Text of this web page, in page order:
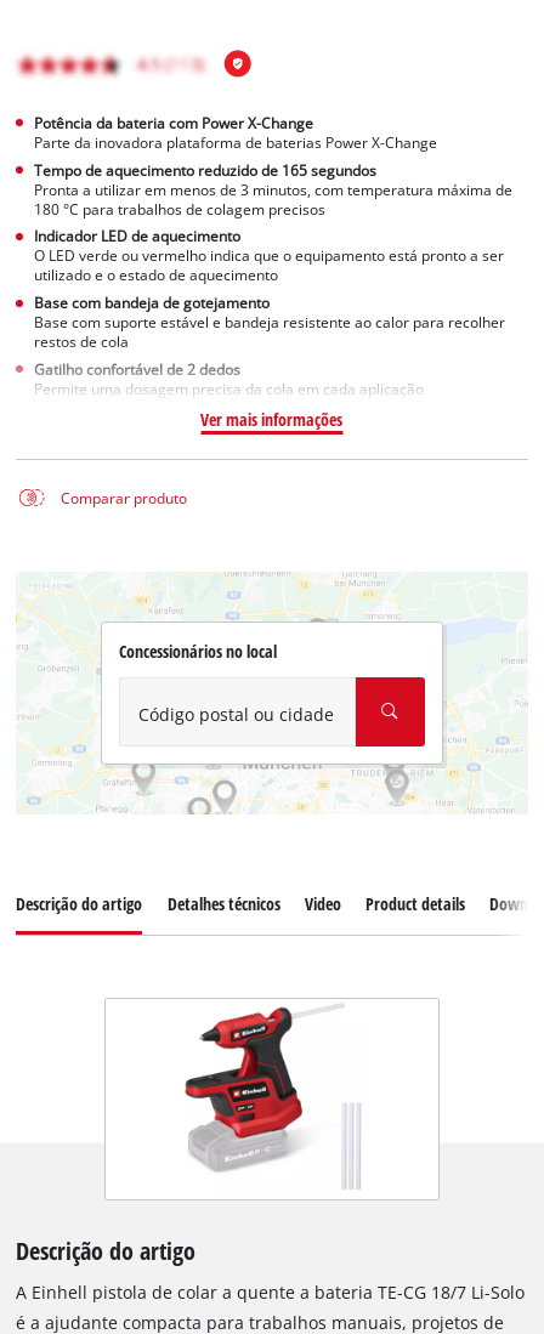
Potência da bateria com Power X-Change
Parte da inovadora plataforma de baterias Power X-Change
Tempo de aquecimento reduzido de 165 segundos
Pronta a utilizar em menos de 3 minutos, com temperatura máxima de
180 °C para trabalhos de colagem precisos
Indicador LED de aquecimento
O LED verde ou vermelho indica que o equipamento está pronto a ser
utilizado e o estado de aquecimento
Base com bandeja de gotejamento
Base com suporte estável e bandeja resistente ao calor para recolher
restos de cola
Gatilho confortável de 2 dedos
Permite uma dosagem precisa da cola em cada aplicação
Ver mais informações
Comparar produto
Concessionários no local
Código postal ou cidade
Descrição do artigo Detalhes técnicos Video Product details
Descrição do artigo
A Einhell pistola de colar a quente a bateria TE-CG 18/7 Li-Solo
é a ajudante compacta para trabalhos manuais, projetos de